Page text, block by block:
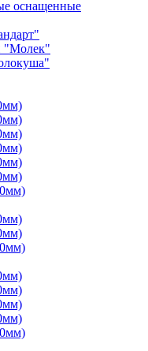
оснащенные
"Молек"